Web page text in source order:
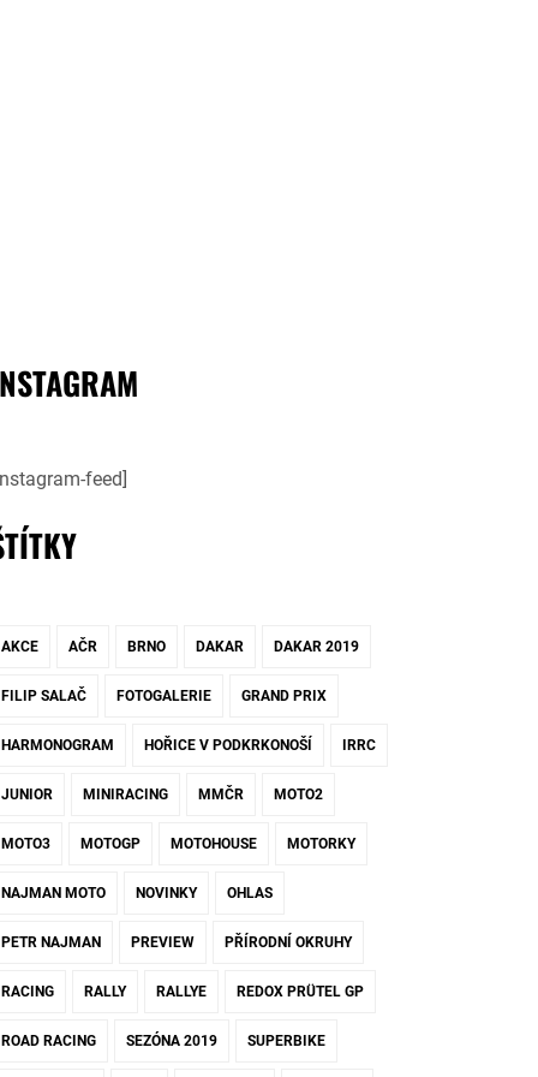
feed]
AKCE AČR BRNO DAKAR DAKAR 2019
FILIP SALAČ FOTOGALERIE GRAND PRIX
HARMONOGRAM HOŘICE V PODKRKONOŠÍ IRRC
JUNIOR MINIRACING MMČR MOTO2
MOTO3 MOTOGP MOTOHOUSE MOTORKY
NAJMAN MOTO NOVINKY OHLAS
PETR NAJMAN PREVIEW PŘÍRODNÍ OKRUHY
RACING RALLY RALLYE REDOX PRÜTEL GP
ROAD RACING SEZÓNA 2019 SUPERBIKE